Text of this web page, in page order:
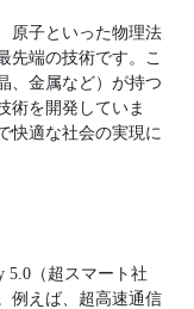
原子といった物理法
先端の技術です。こ
、金属など）が持つ
術を開発していま
快適な社会の実現に
5.0（超スマート社
例えば、超高速通信